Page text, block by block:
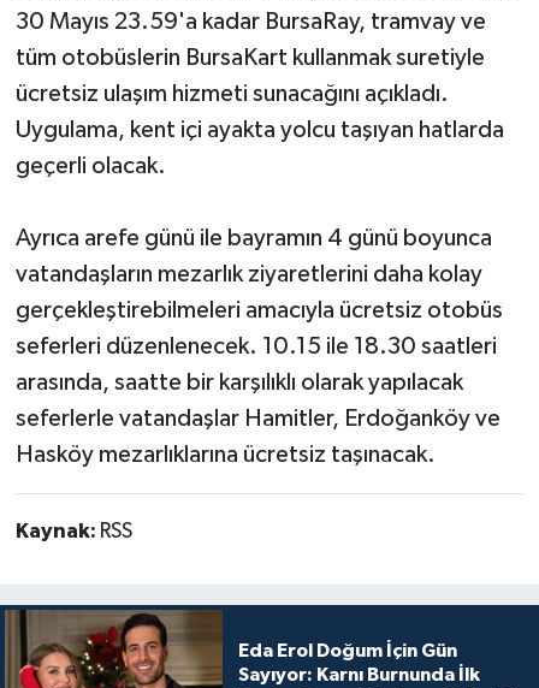
30 Mayıs 23.59'a kadar BursaRay, tramvay ve
tüm otobüslerin BursaKart kullanmak suretiyle
ücretsiz ulaşım hizmeti sunacağını açıkladı.
Uygulama, kent içi ayakta yolcu taşıyan hatlarda
geçerli olacak.
Ayrıca arefe günü ile bayramın 4 günü boyunca
vatandaşların mezarlık ziyaretlerini daha kolay
gerçekleştirebilmeleri amacıyla ücretsiz otobüs
seferleri düzenlenecek. 10.15 ile 18.30 saatleri
arasında, saatte bir karşılıklı olarak yapılacak
seferlerle vatandaşlar Hamitler, Erdoğanköy ve
Hasköy mezarlıklarına ücretsiz taşınacak.
Kaynak: RSS
Eda Erol Doğum İçin Gün
Sayıyor: Karnı Burnunda İlk